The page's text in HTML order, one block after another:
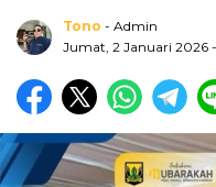
Tono - Admin
Jumat, 2 Januari 2026